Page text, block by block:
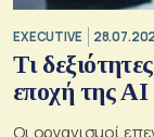
EXECUTIVE
Τι
εποχή της AI
Οι οργανισμοί